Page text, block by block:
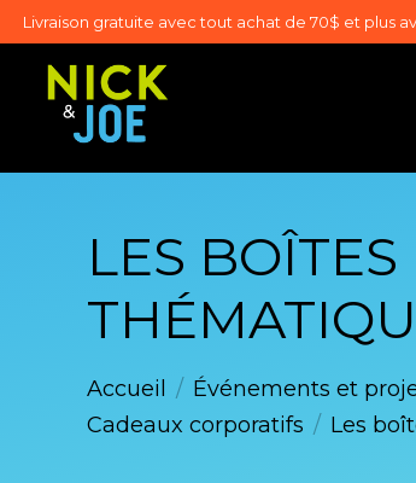
Livraison gratuite avec tout achat de 70$ et plus
LES BOÎTES
Accueil / Événements et
Cadeaux corporatifs / Les